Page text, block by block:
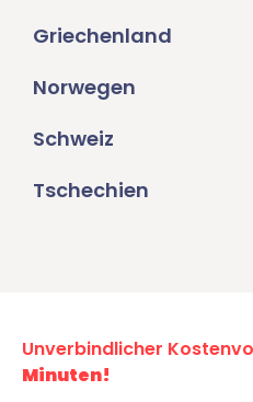
Griechenland
Norwegen
Schweiz
Tschechien
Unverbindlicher
Minuten!